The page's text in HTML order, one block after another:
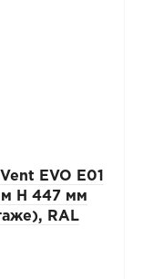
EVO E01
Н 447 мм
RAL